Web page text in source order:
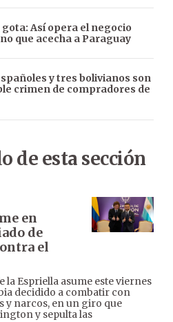
Así opera el negocio
que acecha a Paraguay
y tres bolivianos son
crimen de compradores de
de esta sección
en
de
el
la Espriella asume este viernes
decidido a combatir con
y narcos, en un giro que
y sepulta las